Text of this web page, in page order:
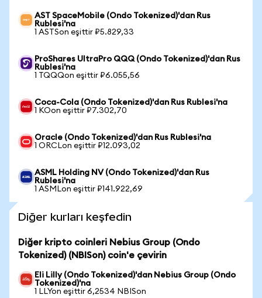
AST SpaceMobile (Ondo Tokenized)'dan Rus
Rublesi'na
1 ASTSon eşittir ₽5.829,33
ProShares UltraPro QQQ (Ondo Tokenized)'dan Rus
Rublesi'na
1 TQQQon eşittir ₽6.055,56
Coca-Cola (Ondo Tokenized)'dan Rus Rublesi'na
1 KOon eşittir ₽7.302,70
Oracle (Ondo Tokenized)'dan Rus Rublesi'na
1 ORCLon eşittir ₽12.093,02
ASML Holding NV (Ondo Tokenized)'dan Rus
Rublesi'na
1 ASMLon eşittir ₽141.922,69
Diğer kurları keşfedin
Diğer kripto coinleri Nebius Group (Ondo
Tokenized) (NBISon) coin'e çevirin
Eli Lilly (Ondo Tokenized)'dan Nebius Group (Ondo
Tokenized)'na
1 LLYon eşittir 6,2534 NBISon